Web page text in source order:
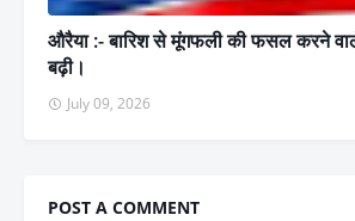
औरैया :- बारिश से मूंगफली की फसल करने
बढ़ी।
July 09, 2026
POST A COMMENT